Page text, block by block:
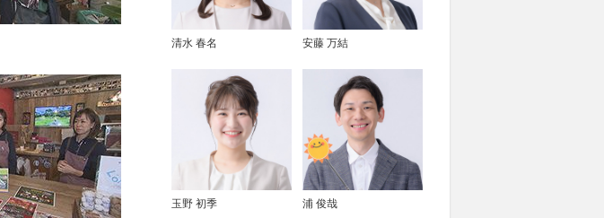
清水 春名 安藤 万結
玉野 初季 浦 俊哉